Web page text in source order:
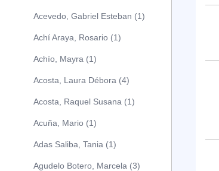
Acevedo, Gabriel Esteban (1)
Achí Araya, Rosario (1)
Achío, Mayra (1)
Acosta, Laura Débora (4)
Acosta, Raquel Susana (1)
Acuña, Mario (1)
Adas Saliba, Tania (1)
Agudelo Botero, Marcela (3)